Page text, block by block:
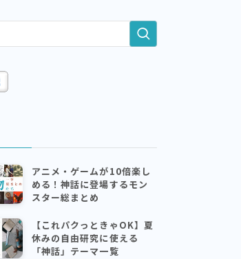
アニメ・ゲームが10倍楽し
める！神話に登場するモン
スター総まとめ
【これパクっときゃOK】夏
休みの自由研究に使える
「神話」テーマ一覧